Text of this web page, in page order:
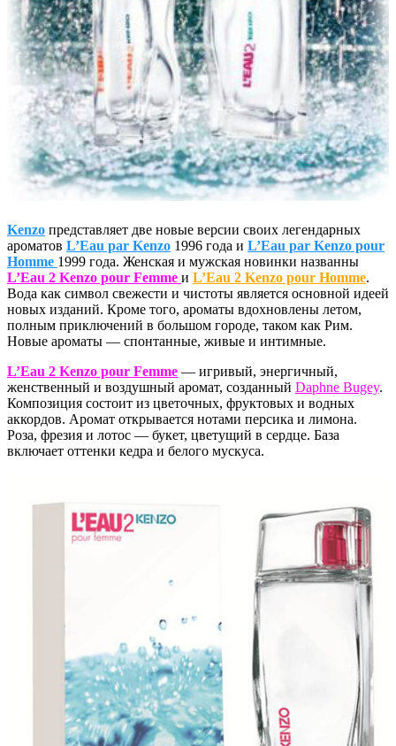
Kenzo представляет две новые версии своих легендарных
ароматов L’Eau par Kenzo 1996 года и L’Eau par Kenzo pour
Homme 1999 года. Женская и мужская новинки названны
L’Eau 2 Kenzo pour Femme и L’Eau 2 Kenzo pour Homme.
Вода как символ свежести и чистоты является основной идеей
новых изданий. Кроме того, ароматы вдохновлены летом,
полным приключений в большом городе, таком как Рим.
Новые ароматы — спонтанные, живые и интимные.
L’Eau 2 Kenzo pour Femme — игривый, энергичный,
женственный и воздушный аромат, созданный Daphne Bugey.
Композиция состоит из цветочных, фруктовых и водных
аккордов. Аромат открывается нотами персика и лимона.
Роза, фрезия и лотос — букет, цветущий в сердце. База
включает оттенки кедра и белого мускуса.